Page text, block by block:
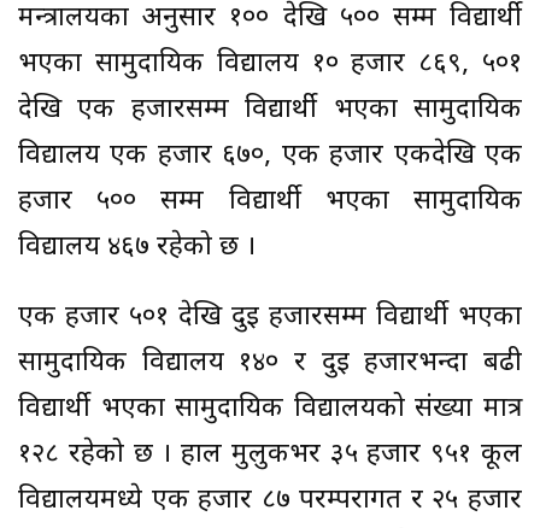
मन्त्रालयका अनुसार १०० देखि ५०० सम्म विद्यार्थी
भएका सामुदायिक विद्यालय १० हजार ८६९, ५०१
देखि एक हजारसम्म विद्यार्थी भएका सामुदायिक
विद्यालय एक हजार ६७०, एक हजार एकदेखि एक
हजार ५०० सम्म विद्यार्थी भएका सामुदायिक
विद्यालय ४६७ रहेको छ ।
एक हजार ५०१ देखि दुई हजारसम्म विद्यार्थी भएका
सामुदायिक विद्यालय १४० र दुई हजारभन्दा बढी
विद्यार्थी भएका सामुदायिक विद्यालयको संख्या मात्र
१२८ रहेको छ । हाल मुलुकभर ३५ हजार ९५१ कूल
विद्यालयमध्ये एक हजार ८७ परम्परागत र २५ हजार